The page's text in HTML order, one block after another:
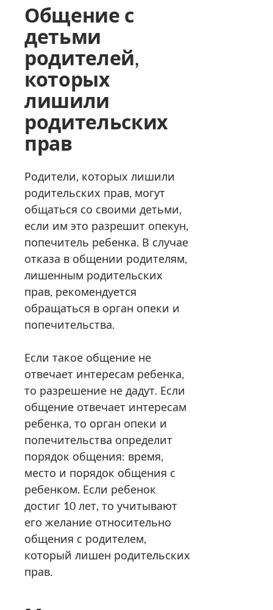
Общение с
детьми
родителей,
которых
лишили
родительских
прав
Родители, которых лишили
родительских прав, могут
общаться со своими детьми,
если им это разрешит опекун,
попечитель ребенка. В случае
отказа в общении родителям,
лишенным родительских
прав, рекомендуется
обращаться в орган опеки и
попечительства.
Если такое общение не
отвечает интересам ребенка,
то разрешение не дадут. Если
общение отвечает интересам
ребенка, то орган опеки и
попечительства определит
порядок общения: время,
место и порядок общения с
ребенком. Если ребенок
достиг 10 лет, то учитывают
его желание относительно
общения с родителем,
который лишен родительских
прав.